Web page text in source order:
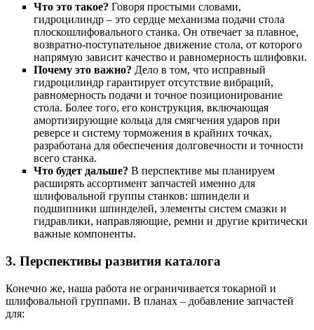
Что это такое? Говоря простыми словами,
гидроцилиндр – это сердце механизма подачи стола
плоскошлифовального станка. Он отвечает за плавное,
возвратно-поступательное движение стола, от которого
напрямую зависит качество и равномерность шлифовки.
Почему это важно? Дело в том, что исправный
гидроцилиндр гарантирует отсутствие вибраций,
равномерность подачи и точное позиционирование
стола. Более того, его конструкция, включающая
амортизирующие кольца для смягчения ударов при
реверсе и систему торможения в крайних точках,
разработана для обеспечения долговечности и точности
всего станка.
Что будет дальше? В перспективе мы планируем
расширять ассортимент запчастей именно для
шлифовальной группы станков: шпиндели и
подшипники шпинделей, элементы систем смазки и
гидравлики, направляющие, ремни и другие критически
важные компоненты.
3. Перспективы развития каталога
Конечно же, наша работа не ограничивается токарной и
шлифовальной группами. В планах – добавление запчастей
для: